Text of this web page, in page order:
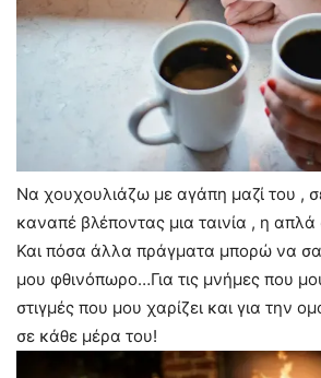
Να χουχουλιάζω με αγάπη μαζί του ,
καναπέ βλέποντας μια ταινία , η
Και πόσα άλλα πράγματα μπορώ να
μου φθινόπωρο…Για τις μνήμες που
στιγμές που μου χαρίζει και για την
σε κάθε μέρα του!